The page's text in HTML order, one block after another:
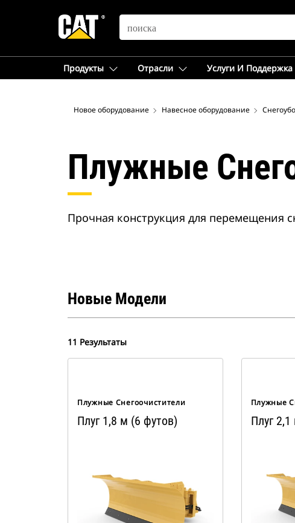
SEARCH
Продукты Отрасли Услуги И Поддержка
Новое оборудование Навесное оборудование
Плужные
Прочная конструкция для перемещения
Новые Модели
11 Результаты
Плужные Снегоочистители
Плуг 1,8 м (6 футов)
Плужные
Плуг